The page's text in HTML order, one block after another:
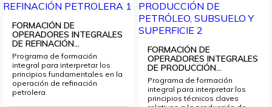
FORMACIÓN DE
OPERADORES INTEGRALES
DE REFINACIÓN...
Programa de formación
integral para interpretar los
principios fundamentales en la
operación de refinación
petrolera.
FORMACIÓN DE
OPERADORES INTEGRALES
DE PRODUCCIÓN...
Programa de formación
integral para interpretar los
principios técnicos claves